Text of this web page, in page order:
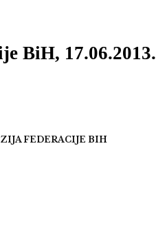
BiH, 17.06.2013.
FEDERACIJE BIH